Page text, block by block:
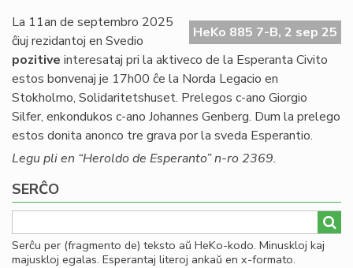
HeKo 885 7-B, 2 sep 25
La 11an de septembro 2025
ĉiuj rezidantoj en Svedio
pozitive interesataj pri la aktiveco de la Esperanta Civito
estos bonvenaj je 17h00 ĉe la Norda Legacio en
Stokholmo, Solidaritetshuset. Prelegos c-ano Giorgio
Silfer, enkondukos c-ano Johannes Genberg. Dum la prelego
estos donita anonco tre grava por la sveda Esperantio.
Legu pli en “Heroldo de Esperanto” n-ro 2369.
SERĈO
Serĉu per (fragmento de) teksto aŭ HeKo-kodo. Minuskloj kaj
majuskloj egalas. Esperantaj literoj ankaŭ en x-formato.